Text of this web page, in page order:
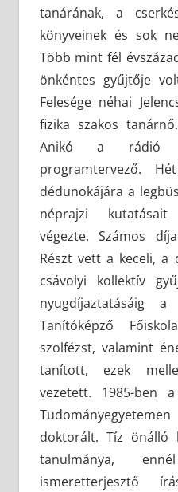
tanárának, a
könyveinek és sok
Több mint fél
önkéntes gyűjtője
Felesége néhai
fizika szakos
Anikó a rádió
programtervező.
dédunokájára a
néprajzi
végezte. Számos
Részt vett a keceli, a
csávolyi kollektív
nyugdíjaztatásáig
Tanítóképző
szolfézst, valamint
tanított, ezek
vezetett. 1985-ben
doktorált. Tíz önálló
tanulmánya,
ismeretterjesztő